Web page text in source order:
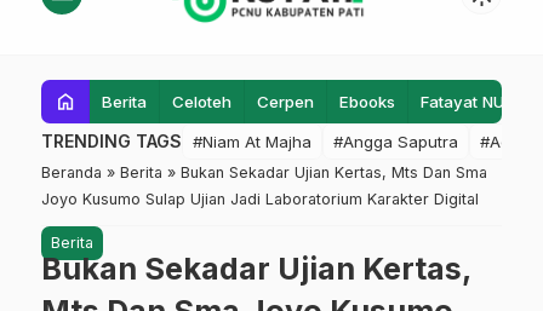
home Berita Celoteh Cerpen Ebooks Fatayat NU
TRENDING TAGS #Niam At Majha #Angga Saputra #Admin
Beranda » Berita » Bukan Sekadar Ujian Kertas, Mts Dan Sma
Joyo Kusumo Sulap Ujian Jadi Laboratorium Karakter Digital
Berita
Bukan Sekadar Ujian Kertas,